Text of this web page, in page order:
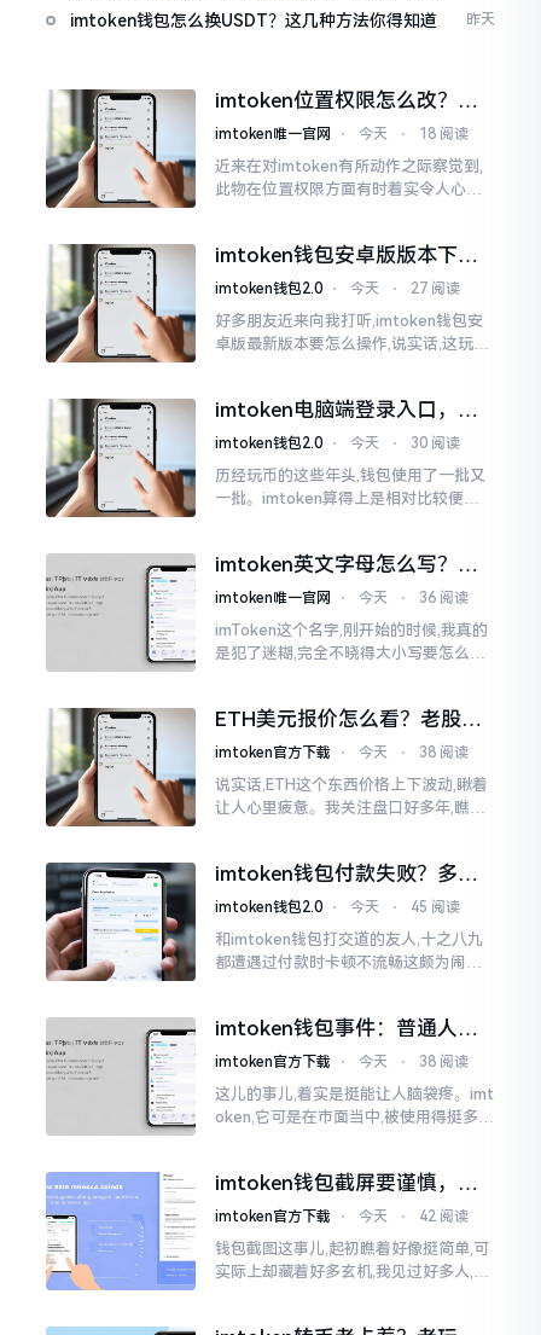
就懂了
imtoken钱包怎么换USDT？这几种方法你得知道 昨天
imtoken位置权限怎么改？手
把手教你搞定
imtoken唯一官网 ⋅ 今天 ⋅ 18 阅读
近来在对imtoken有所动作之际察觉到,
此物在位置权限方面有时着实令人心生
的模样
imtoken钱包安卓版版本下载
安装教程
imtoken钱包2.0 ⋅ 今天 ⋅ 27 阅读
好多朋友近来向我打听,imtoken钱包安
卓版最新版本要怎么操作,说实话,这玩意
0版本
imtoken电脑端登录入口，地
址在这里
imtoken钱包2.0 ⋅ 今天 ⋅ 30 阅读
历经玩币的这些年头,钱包使用了一批又
一批。imtoken算得上是相对比较便于
就得去寻觅电脑端的入口。
imtoken英文字母怎么写？正
确拼写看这里
imtoken唯一官网 ⋅ 今天 ⋅ 36 阅读
imToken这个名字,刚开始的时候,我真的
是犯了迷糊,完全不晓得大小写要怎么去
ETH美元报价怎么看？老股民
手把手教你盯盘
imtoken官方下载 ⋅ 今天 ⋅ 38 阅读
说实话,ETH这个东西价格上下波动,瞅着
让人心里疲惫。我关注盘口好多年,瞧见
判断。
imtoken钱包付款失败？多半
是这几个原因闹的
imtoken钱包2.0 ⋅ 今天 ⋅ 45 阅读
和imtoken钱包打交道的友人,十之八九
都遭遇过付款时卡顿不流畅这颇为闹心
急得连连跺脚。实际上讲
imtoken钱包事件：普通人该
咋办？
imtoken官方下载 ⋅ 今天 ⋅ 38 阅读
这儿的事儿,着实是挺能让人脑袋疼。imt
oken,它可是在市面当中,被使用得挺多的
imtoken钱包截屏要谨慎，别
把隐私当儿戏
imtoken官方下载 ⋅ 今天 ⋅ 42 阅读
钱包截图这事儿,起初瞧着好像挺简单,可
实际上却藏着好多玄机,我见过好多人,总